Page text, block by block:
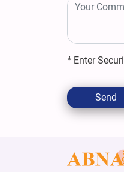
* Enter
Send